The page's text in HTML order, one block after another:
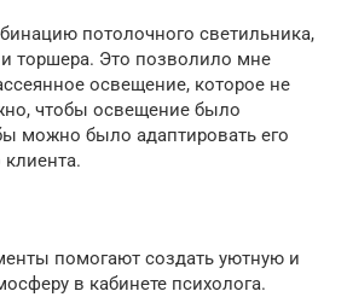
потолочного светильника,
торшера. Это позволило мне
освещение, которое не
чтобы освещение было
можно было адаптировать его
помогают создать уютную и
в кабинете психолога.